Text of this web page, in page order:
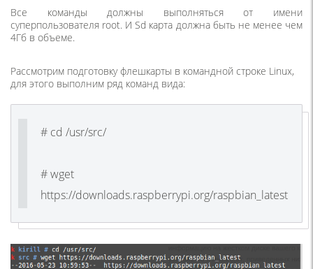
Все команды должны выполняться от имени
суперпользователя root. И Sd карта должна быть не менее чем
4Гб в объеме.
Рассмотрим подготовку флешкарты в командной строке Linux,
для этого выполним ряд команд вида:
# cd /usr/src/
# wget
https://downloads.raspberrypi.org/raspbian_latest